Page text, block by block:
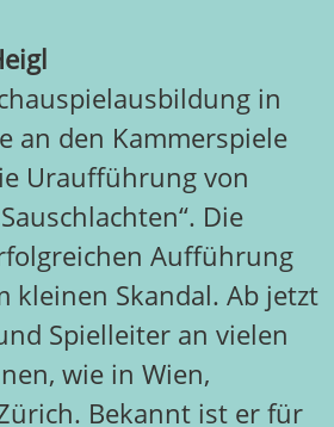
in
an den Kammerspiele
Uraufführung von
Die
Aufführung
kleinen Skandal. Ab jetzt
Spielleiter an vielen
wie in Wien,
Bekannt ist er für